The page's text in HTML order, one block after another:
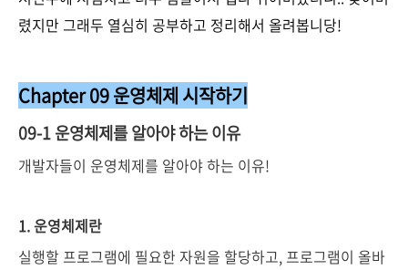
렸지만 그래두 열심히 공부하고 정리해서 올려봅니당!
Chapter 09 운영체제 시작하기
09-1 운영체제를 알아야 하는 이유
개발자들이 운영체제를 알아야 하는 이유!
1. 운영체제란
실행할 프로그램에 필요한 자원을 할당하고, 프로그램이 올바